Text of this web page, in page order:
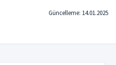
Güncelleme: 14.01.2025